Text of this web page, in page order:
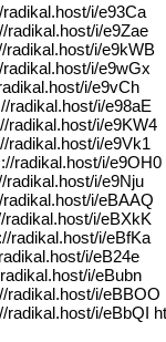
i/e93Ca
radikal.host/i/e9Zae
radikal.host/i/e9kWB
i/e9wGx
i/e9vCh
radikal.host/i/e98aE
radikal.host/i/e9KW4
radikal.host/i/e9Vk1
radikal.host/i/e9OH0
radikal.host/i/e9Nju
i/eBAAQ
i/eBXkK
radikal.host/i/eBfKa
i/eB24e
i/eBubn
radikal.host/i/eBBOO
radikal.host/i/eBbQI